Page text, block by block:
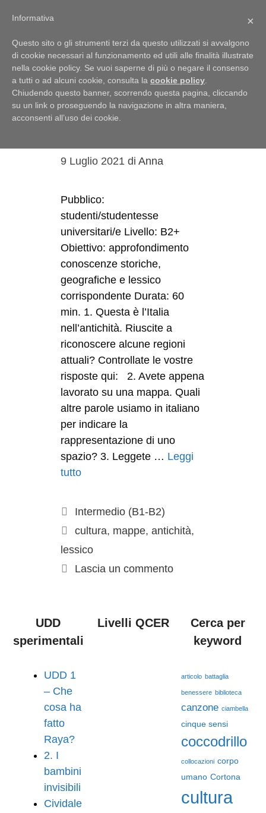
Menu
mappe
Una mappa
9 Luglio 2021 diAnna
Pubblico:
studenti/studentesse
universitari/e Livello: B2+
Obiettivo: approfondimento
conoscenze storiche,
geografiche e lessico
corrispondente Durata: 60
min. 1. Questa è l’Italia
nell’antichità. Riuscite a
riconoscere alcune regioni
attuali? Controllate le vostre
risposte qui: 2. Avete appena
lavorato su una mappa. Quali
altre parole usiamo in italiano
per indicare la
rappresentazione di uno
spazio? 3. Leggete … Leggi
tutto
Intermedio (B1-B2)
cultura, mappe,antichità,
lessico
Lascia un commento
UDD
sperimentali
UDD 1
– Che
cosa ha
fatto
Raya?
2. I
bambini
invisibili
Cividale
Livelli QCER
Cerca per
keyword
articolo battaglia
benessere biblioteca
canzone ciambella
cinque sensi
coccodrillo
collocazioni corpo
umano Cortona
cultura
×
Informativa
Questo sito o gli strumenti terzi da questo utilizzati si avvalgono
di cookie necessari al funzionamento ed utili alle finalità illustrate
nella cookie policy. Se vuoi saperne di più o negare il consenso
a tutti o ad alcuni cookie, consulta la cookie policy
Chiudendo questo banner, scorrendo questa pagina, cliccando
su un link o proseguendo la navigazione in altra maniera,
acconsenti all’uso dei cookie.